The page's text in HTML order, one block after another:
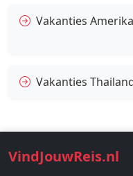
Vakanties Amerika
Vakanties
VindJouwReis.nl